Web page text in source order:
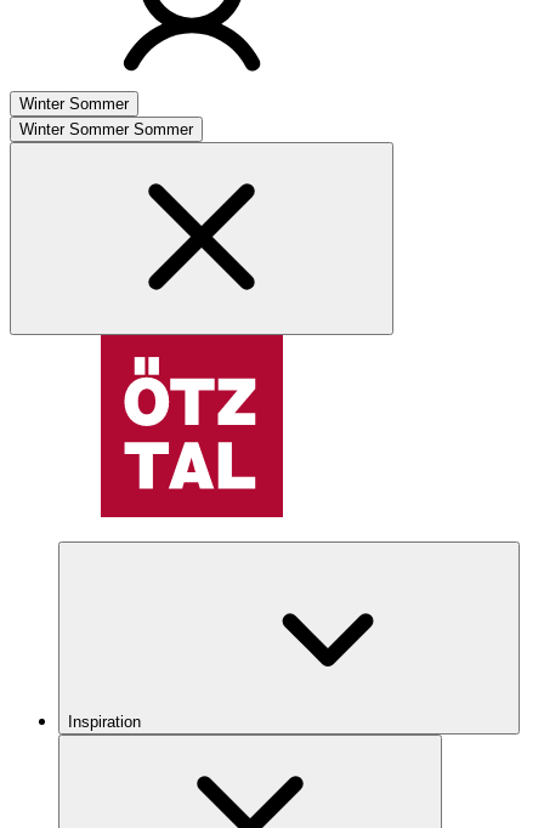
Winter Sommer
Winter Sommer Sommer
Inspiration